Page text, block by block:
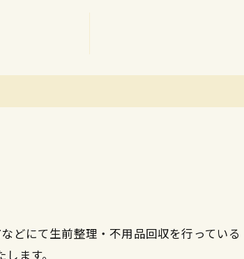
にて生前整理・不用品回収を行っている
ます。